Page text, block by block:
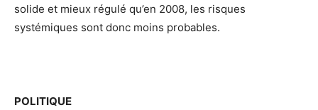
solide et mieux régulé qu’en 2008, les risques
systémiques sont donc moins probables.
POLITIQUE